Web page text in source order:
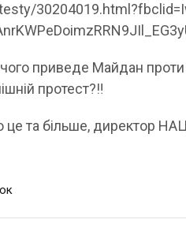
приведе Майдан
протест?‼️
це та більше, директор